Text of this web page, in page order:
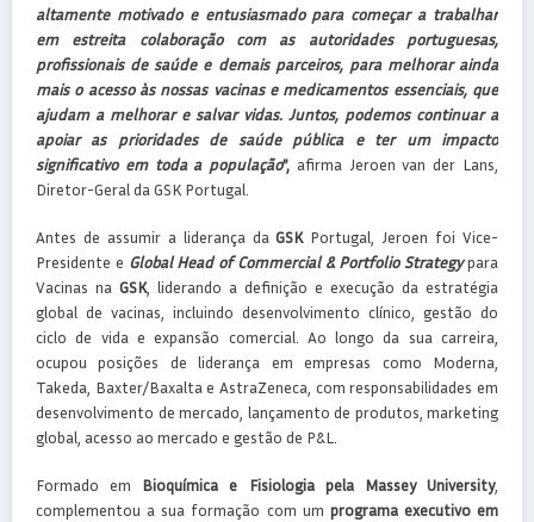
altamente motivado e entusiasmado para começar a trabalhar
em estreita colaboração com as autoridades portuguesas,
profissionais de saúde e demais parceiros, para melhorar ainda
mais o acesso às nossas vacinas e medicamentos essenciais, que
ajudam a melhorar e salvar vidas. Juntos, podemos continuar a
apoiar as prioridades de saúde pública e ter um impacto
significativo em toda a população”, afirma Jeroen van der Lans,
Diretor-Geral da GSK Portugal.
Antes de assumir a liderança daGSKPortugal, Jeroen foi Vice-
Presidente e Global Head of Commercial & Portfolio Strategypara
Vacinas na GSK, liderando a definição e execução da estratégia
global de vacinas, incluindo desenvolvimento clínico, gestão do
ciclo de vida e expansão comercial. Ao longo da sua carreira,
ocupou posições de liderança em empresas como Moderna,
Takeda, Baxter/Baxalta e AstraZeneca, com responsabilidades em
desenvolvimento de mercado, lançamento de produtos, marketing
global, acesso ao mercado e gestão de P&L.
Formado em Bioquímica e Fisiologia pela Massey University,
complementou a sua formação com um programa executivo em